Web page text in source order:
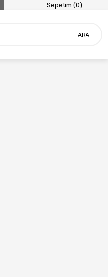
Sepetim (0)
ARA